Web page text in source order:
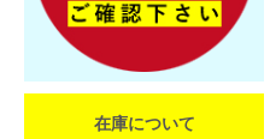
在庫について